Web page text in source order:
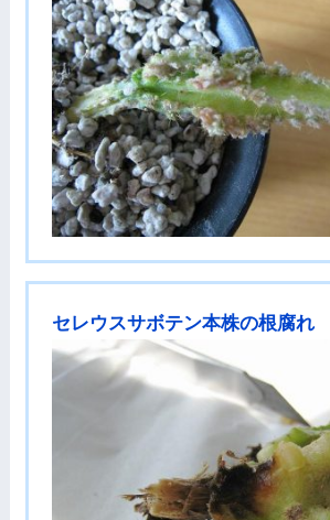
セレウスサボテン本株の根腐れ